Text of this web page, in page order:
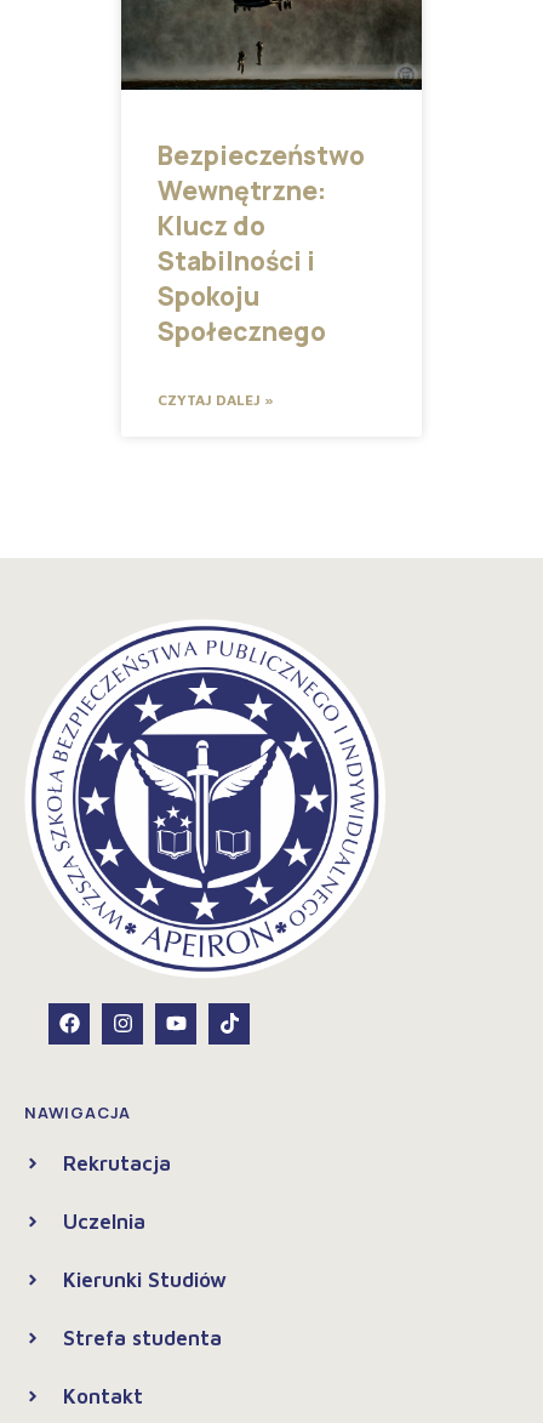
Bezpieczeństwo
Wewnętrzne:
Klucz do
Stabilności i
Spokoju
Społecznego
CZYTAJ DALEJ »
NAWIGACJA
Rekrutacja
Uczelnia
Kierunki Studiów
Strefa studenta
Kontakt